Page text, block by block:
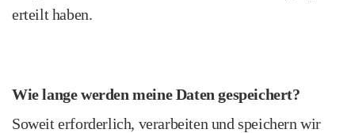
erteilt haben.
Wie lange werden meine Daten gespeichert?
Soweit erforderlich, verarbeiten und speichern wir